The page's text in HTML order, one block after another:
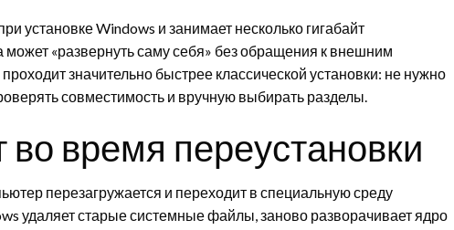
установке Windows и занимает несколько гигабайт
может «развернуть саму себя» без обращения к внешним
значительно быстрее классической установки: не нужно
совместимость и вручную выбирать разделы.
во время переустановки
перезагружается и переходит в специальную среду
удаляет старые системные файлы, заново разворачивает ядро